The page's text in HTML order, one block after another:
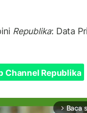
Republika: Data
Channel Republika
arrow_forward_ios Baca